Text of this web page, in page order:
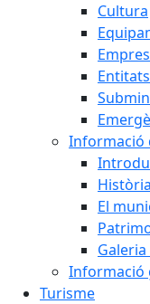
Cultura
Informació
Història
El
Informació
Turisme